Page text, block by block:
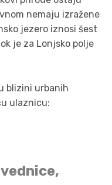
nemaju izražene
jezero iznosi šest
je za Lonjsko polje
blizini urbanih
ulaznicu: